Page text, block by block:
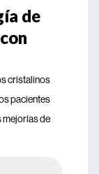
de
cristalinos
pacientes
mejorías de